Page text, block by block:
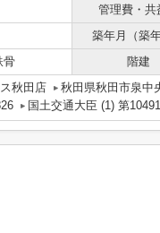
管理費・共
築年月（築
骨 階建
秋田店
秋田県秋田市泉中
国土交通大臣 (1) 第